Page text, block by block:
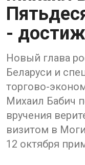
-
Новый глава
Беларуси и
торгово-
Михаил Бабич
вручения
визитом в
12 октября